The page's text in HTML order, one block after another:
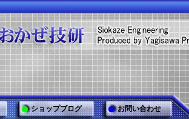
ショップブログ お問い合わせ